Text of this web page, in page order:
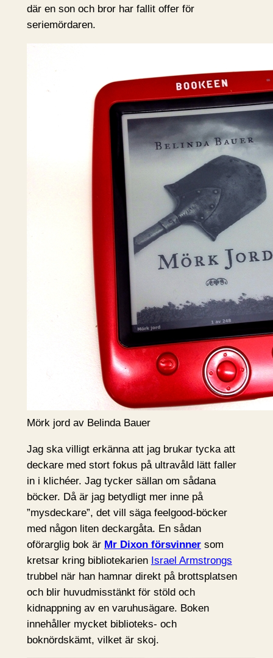
där en son och bror har fallit offer för
seriemördaren.
Mörk jord av Belinda Bauer
Jag ska villigt erkänna att jag brukar tycka att
deckare med stort fokus på ultravåld lätt faller
in i klichéer. Jag tycker sällan om sådana
böcker. Då är jag betydligt mer inne på
”mysdeckare”, det vill säga feelgood-böcker
med någon liten deckargåta. En sådan
oförarglig bok är Mr Dixon försvinnersom
kretsar kring bibliotekarien Israel Armstrongs
trubbel när han hamnar direkt på brottsplatsen
och blir huvudmisstänkt för stöld och
kidnappning av en varuhusägare. Boken
innehåller mycket biblioteks- och
boknördskämt, vilket är skoj.